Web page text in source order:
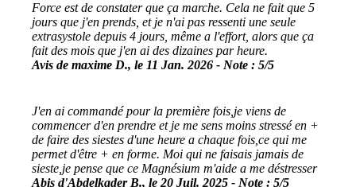
Force est de constater que ça marche. Cela ne fait que 5
jours que j'en prends, et je n'ai pas ressenti une seule
extrasystole depuis 4 jours, même a l'effort, alors que ça
fait des mois que j'en ai des dizaines par heure.
Avis de maxime D., le 11 Jan. 2026 - Note : 5/5
J'en ai commandé pour la première fois,je viens de
commencer d'en prendre et je me sens moins stressé en +
de faire des siestes d'une heure a chaque fois,ce qui me
permet d'être + en forme. Moi qui ne faisais jamais de
sieste,je pense que ce Magnésium m'aide a me déstresser
Abis d'Abdelkader B., le 20 Juil. 2025 - Note : 5/5